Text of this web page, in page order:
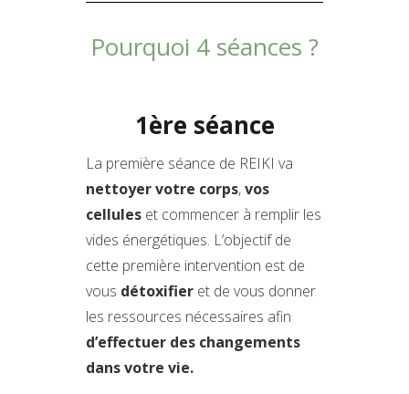
Pourquoi 4 séances ?
1ère séance
La première séance de REIKI va
nettoyer votre corps,vos
cellules et commencer à remplir les
vides énergétiques. L’objectif de
cette première intervention est de
vous détoxifier et de vous donner
les ressources nécessaires afin
d’effectuer des changements
dans votre vie.